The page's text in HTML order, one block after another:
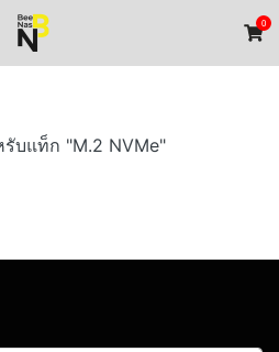
0
บแท็ก "M.2 NVMe"